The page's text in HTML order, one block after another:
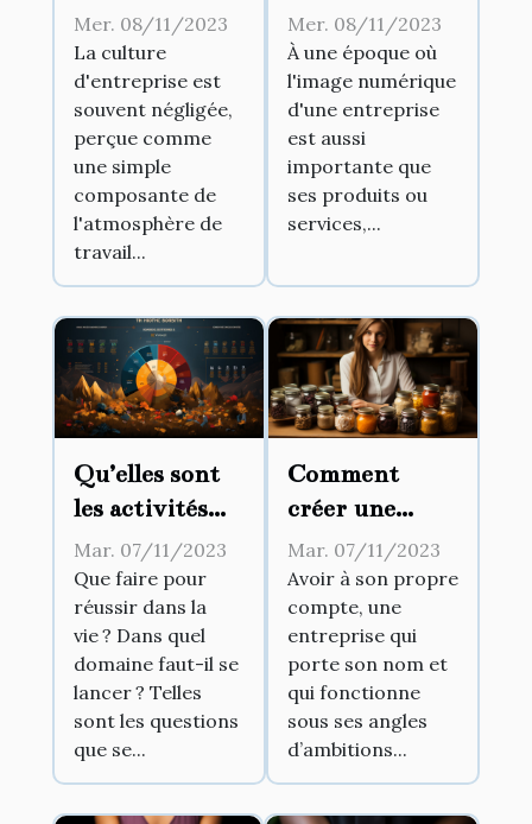
comme clef de
succès
Mer. 08/11/2023
La culture
d'entreprise est
souvent négligée,
perçue comme
une simple
composante de
l'atmosphère de
travail...
nécessaires
pour devenir
un expert en
e-réputation
et Google My
Business
Mer. 08/11/2023
À une époque où
l'image numérique
d'une entreprise
est aussi
importante que
ses produits ou
services,...
Qu’elles sont
les activités
rentables ?
Mar. 07/11/2023
Que faire pour
réussir dans la
vie ? Dans quel
domaine faut-il se
lancer ? Telles
sont les questions
que se...
Comment
créer une
entreprise à
son propre
compte ?
Mar. 07/11/2023
Avoir à son propre
compte, une
entreprise qui
porte son nom et
qui fonctionne
sous ses angles
d’ambitions...